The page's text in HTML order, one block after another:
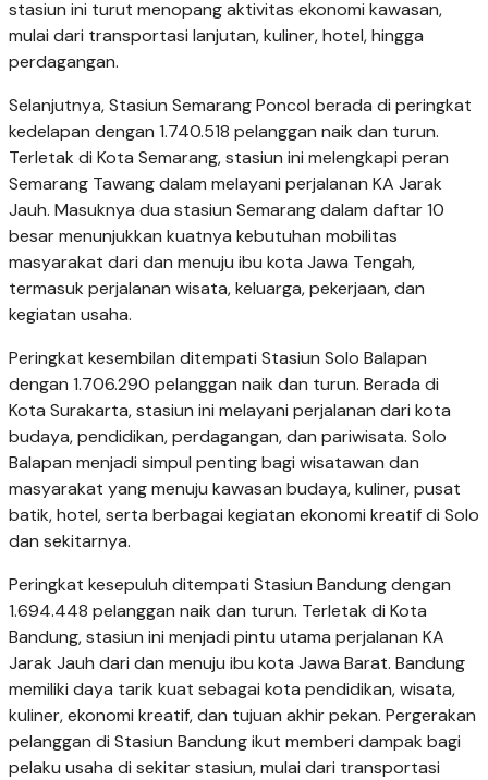
stasiun ini turut menopang aktivitas ekonomi kawasan,
mulai dari transportasi lanjutan, kuliner, hotel, hingga
perdagangan.
Selanjutnya, Stasiun Semarang Poncol berada di peringkat
kedelapan dengan 1.740.518 pelanggan naik dan turun.
Terletak di Kota Semarang, stasiun ini melengkapi peran
Semarang Tawang dalam melayani perjalanan KA Jarak
Jauh. Masuknya dua stasiun Semarang dalam daftar 10
besar menunjukkan kuatnya kebutuhan mobilitas
masyarakat dari dan menuju ibu kota Jawa Tengah,
termasuk perjalanan wisata, keluarga, pekerjaan, dan
kegiatan usaha.
Peringkat kesembilan ditempati Stasiun Solo Balapan
dengan 1.706.290 pelanggan naik dan turun. Berada di
Kota Surakarta, stasiun ini melayani perjalanan dari kota
budaya, pendidikan, perdagangan, dan pariwisata. Solo
Balapan menjadi simpul penting bagi wisatawan dan
masyarakat yang menuju kawasan budaya, kuliner, pusat
batik, hotel, serta berbagai kegiatan ekonomi kreatif di Solo
dan sekitarnya.
Peringkat kesepuluh ditempati Stasiun Bandung dengan
1.694.448 pelanggan naik dan turun. Terletak di Kota
Bandung, stasiun ini menjadi pintu utama perjalanan KA
Jarak Jauh dari dan menuju ibu kota Jawa Barat. Bandung
memiliki daya tarik kuat sebagai kota pendidikan, wisata,
kuliner, ekonomi kreatif, dan tujuan akhir pekan. Pergerakan
pelanggan di Stasiun Bandung ikut memberi dampak bagi
pelaku usaha di sekitar stasiun, mulai dari transportasi